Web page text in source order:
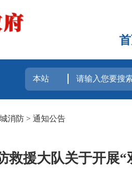
消防 > 通知公告
救援大队关于开展